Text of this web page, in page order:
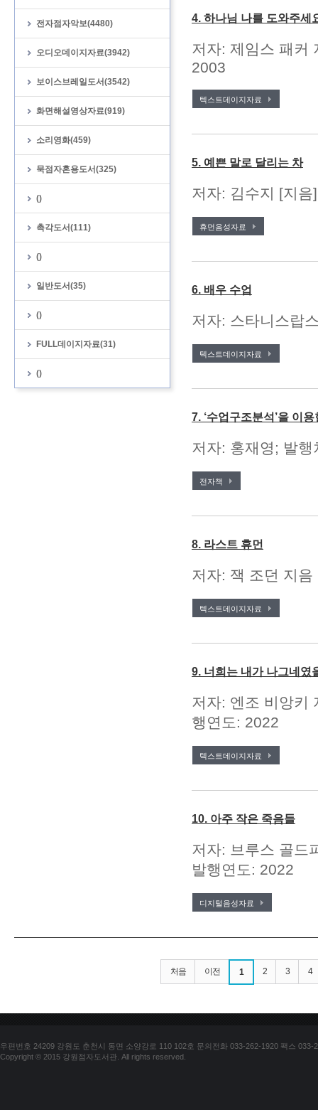
전자점자악보(4480)
오디오데이지자료(3942)
보이스브레일도서(3542)
화면해설영상자료(919)
소리영화(459)
묵점자혼용도서(325)
()
촉각도서(111)
()
일반도서(35)
()
FULL데이지자료(31)
()
4. 하나님 나를 도와주세
저자: 제임스 패커
2003
텍스트데이지자료
5. 예쁜 말로 달리는 차
저자: 김수지 [지
휴먼음성자료
6. 배우 수업
저자: 스타니스랍
텍스트데이지자료
7. ‘수업구조분석’을 이
저자: 홍재영; 발
전자책
8. 라스트 휴먼
저자: 잭 조던 지
텍스트데이지자료
9. 너희는 내가 나그네였
저자: 엔조 비앙키
행연도: 2022
텍스트데이지자료
10. 아주 작은 죽음들
저자: 브루스 골드
발행연도: 2022
디지털음성자료
처음 이전 1 2 3 4
우편번호 24209 강원도 춘천시 동면 소양강로 110 102호 문의전화 033-262-1920 팩스 033-
Copyright © 2015 강원점자도서관. All rights reserved.